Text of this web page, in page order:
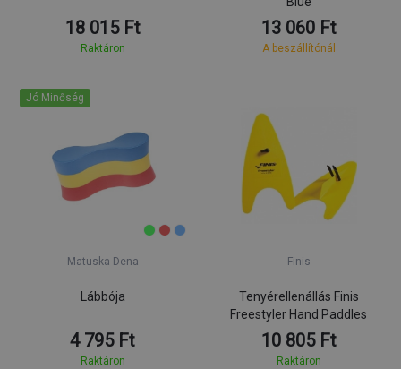
18 015 Ft
Raktáron
13 060 Ft
A beszállítónál
Jó Minőség
Matuska Dena
Lábbója
4 795 Ft
Raktáron
Finis
Tenyérellenállás Finis
Freestyler Hand Paddles
10 805 Ft
Raktáron